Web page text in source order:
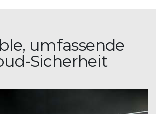
umfassende
Sicherheit